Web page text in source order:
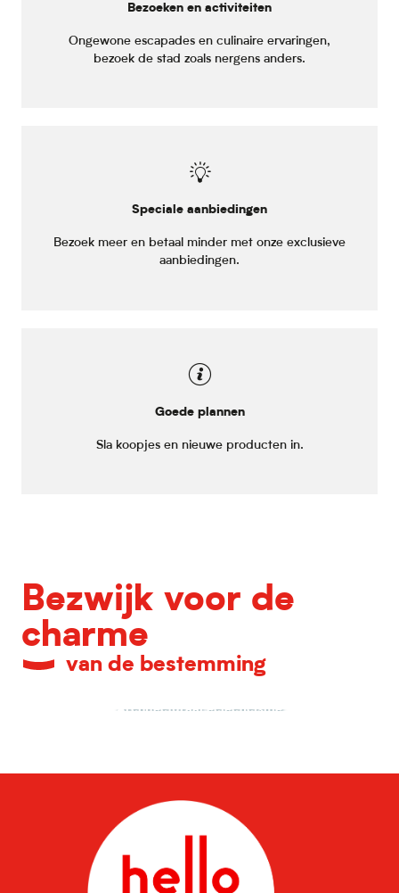
Bezoeken en activiteiten
Ongewone escapades en culinaire ervaringen,
bezoek de stad zoals nergens anders.
Speciale aanbiedingen
Bezoek meer en betaal minder met onze exclusieve
aanbiedingen.
Goede plannen
Sla koopjes en nieuwe producten in.
Bezwijk voor de
charme
van de bestemming
Architecturaal eclecticisme